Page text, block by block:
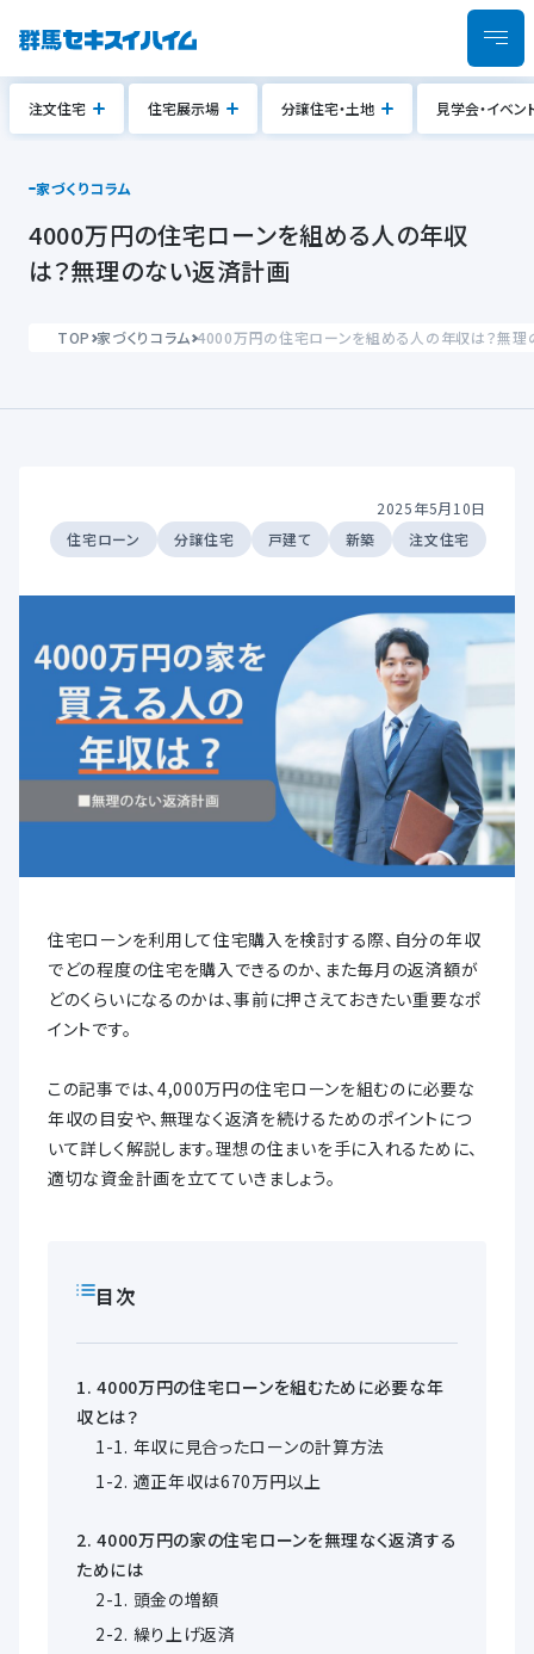
注文住宅 住宅展示場 分譲住宅・土地 見学会・イベン
家づくりコラム
4000万円の住宅ローンを組める人の年収
は？無理のない返済計画
TOP 家づくりコラム 4000万円の住宅ローンを組める人の年収は？無理
住宅ローン 分譲住宅 戸建て 新築 注文住宅
2025年5月10日
住宅ローンを利用して住宅購入を検討する際、自分の年収
でどの程度の住宅を購入できるのか、また毎月の返済額が
どのくらいになるのかは、事前に押さえておきたい重要なポ
イントです。
この記事では、4,000万円の住宅ローンを組むのに必要な
年収の目安や、無理なく返済を続けるためのポイントにつ
いて詳しく解説します。理想の住まいを手に入れるために、
適切な資金計画を立てていきましょう。
目次
4000万円の住宅ローンを組むために必要な年
収とは？
年収に見合ったローンの計算方法
適正年収は670万円以上
4000万円の家の住宅ローンを無理なく返済する
ためには
頭金の増額
繰り上げ返済